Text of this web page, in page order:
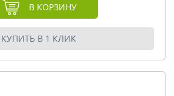
В КОРЗИНУ
КУПИТЬ В 1 КЛИК